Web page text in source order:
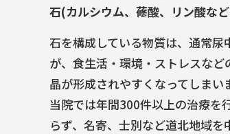
石(カルシウム、蓚酸、リン酸な
石を構成している物質は、通常
が、食生活・環境・ストレスな
晶が形成されやすくなってしまい
当院では年間300件以上の治療を
らず、名寄、士別など道北地域